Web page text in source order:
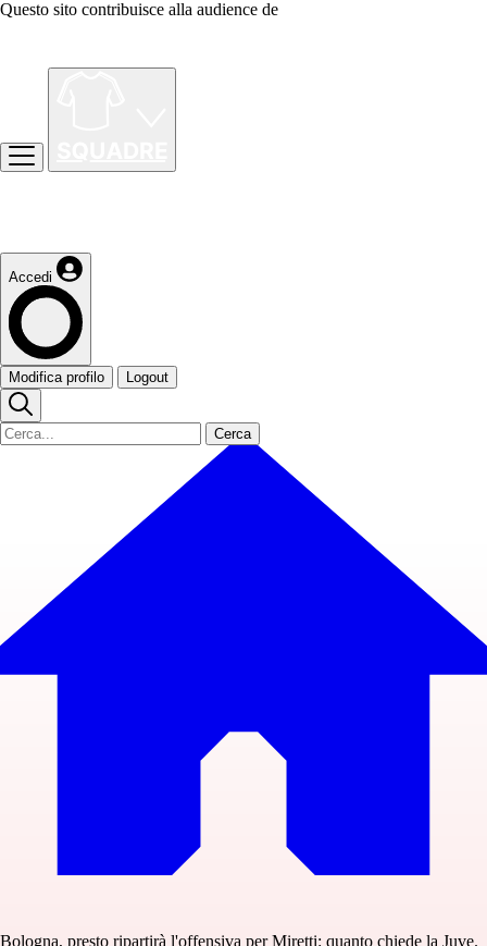
Questo sito contribuisce alla audience de
Accedi
Modifica profilo Logout
Cerca
Bologna, presto ripartirà l'offensiva per Miretti: quanto chiede la Juve.